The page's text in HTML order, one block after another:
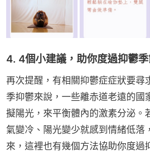
4. 4個小建議，助你度過抑鬱
再次提醒，有相關抑鬱症症狀要尋
季抑鬱來說，一些離赤道老遠的國
擬陽光，來平衡體內的激素分泌。
氣變冷、陽光變少就感到情緒低落
來，這裡也有幾個方法協助你度過